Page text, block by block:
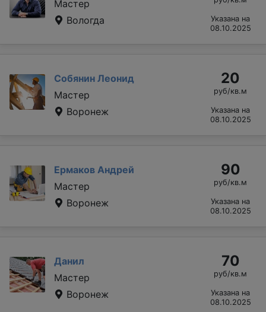
Мастер
Вологда
Указана на
08.10.2025
Собянин Леонид
Мастер
Воронеж
20
руб/кв.м
Указана на
08.10.2025
Ермаков Андрей
Мастер
Воронеж
90
руб/кв.м
Указана на
08.10.2025
Данил
Мастер
Воронеж
70
руб/кв.м
Указана на
08.10.2025